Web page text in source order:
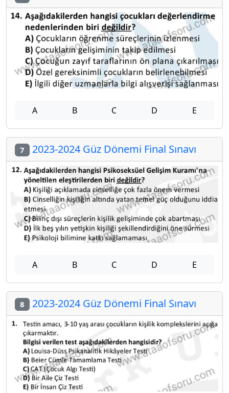
A B C D E
7 2023-2024 Güz Dönemi Final Sınavı
A B C D E
8 2023-2024 Güz Dönemi Final Sınavı